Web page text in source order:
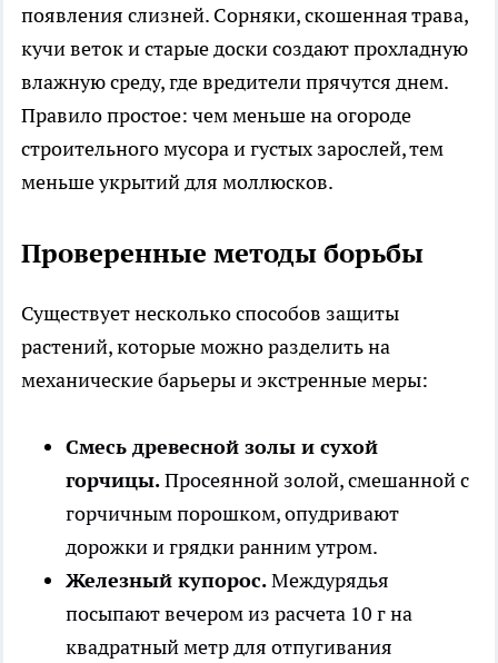
появления слизней. Сорняки, скошенная трава,
кучи веток и старые доски создают прохладную
влажную среду, где вредители прячутся днем.
Правило простое: чем меньше на огороде
строительного мусора и густых зарослей, тем
меньше укрытий для моллюсков.
Проверенные методы борьбы
Существует несколько способов защиты
растений, которые можно разделить на
механические барьеры и экстренные меры:
Смесь древесной золы и сухой
горчицы.Просеянной золой, смешанной с
горчичным порошком, опудривают
дорожки и грядки ранним утром.
Железный купорос.Междурядья
посыпают вечером из расчета 10 г на
квадратный метр для отпугивания